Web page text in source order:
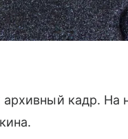
кадр. На